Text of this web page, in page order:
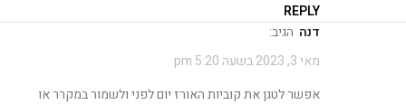
REPLY
דנה הגיב:
מאי 3, 2023 בשעה 5:20 pm
אפשר לטגן את קוביות האורז יום לפני ולשמור במקרר או